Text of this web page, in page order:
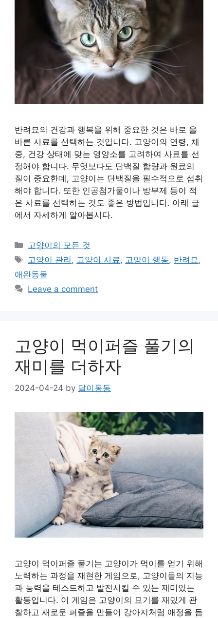
반려묘의 건강과 행복을 위해 중요한 것은 바로 올
바른 사료를 선택하는 것입니다. 고양이의 연령, 체
중, 건강 상태에 맞는 영양소를 고려하여 사료를 선
정해야 합니다. 무엇보다도 단백질 함량과 원료의
질이 중요한데, 고양이는 단백질을 필수적으로 섭취
해야 합니다. 또한 인공첨가물이나 방부제 등이 적
은 사료를 선택하는 것도 좋은 방법입니다. 아래 글
에서 자세하게 알아봅시다.
Categories
고양이의 모든 것
Tags
고양이 관리 , 고양이 사료, 고양이 행동, 반려묘,
애완동물
Leave a comment
고양이 먹이퍼즐 풀기의
재미를 더하자
2024-04-24 by 달이동동
고양이 먹이퍼즐 풀기는 고양이가 먹이를 얻기 위해
노력하는 과정을 재현한 게임으로, 고양이들의 지능
과 능력을 테스트하고 발전시킬 수 있는 재미있는
활동입니다. 이 게임은 고양이의 묘기를 재밌게 관
찰하고 새로운 퍼즐을 만들어 강아지처럼 애정을 듬